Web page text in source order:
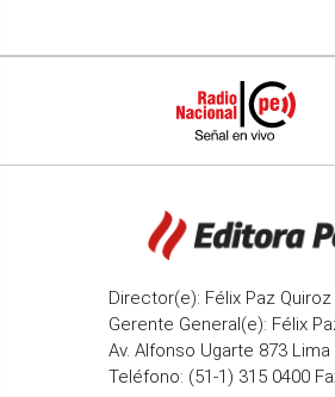
Director(e): Félix Paz Quiroz
Gerente General(e): Félix
Av. Alfonso Ugarte 873 Lima
Teléfono: (51-1) 315 0400